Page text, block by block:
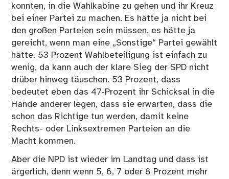
konnten, in die Wahlkabine zu gehen und ihr Kreuz
bei einer Partei zu machen. Es hätte ja nicht bei
den großen Parteien sein müssen, es hätte ja
gereicht, wenn man eine „Sonstige“ Partei gewählt
hätte. 53 Prozent Wahlbeteiligung ist einfach zu
wenig, da kann auch der klare Sieg der SPD nicht
drüber hinweg täuschen. 53 Prozent, dass
bedeutet eben das 47-Prozent ihr Schicksal in die
Hände anderer legen, dass sie erwarten, dass die
schon das Richtige tun werden, damit keine
Rechts- oder Linksextremen Parteien an die
Macht kommen.
Aber die NPD ist wieder im Landtag und dass ist
ärgerlich, denn wenn 5, 6, 7 oder 8 Prozent mehr